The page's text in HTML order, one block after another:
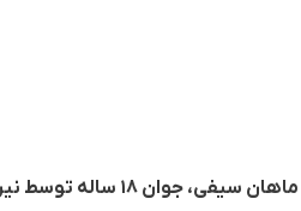
۱۸ ساله توسط نیروهای حکومتی